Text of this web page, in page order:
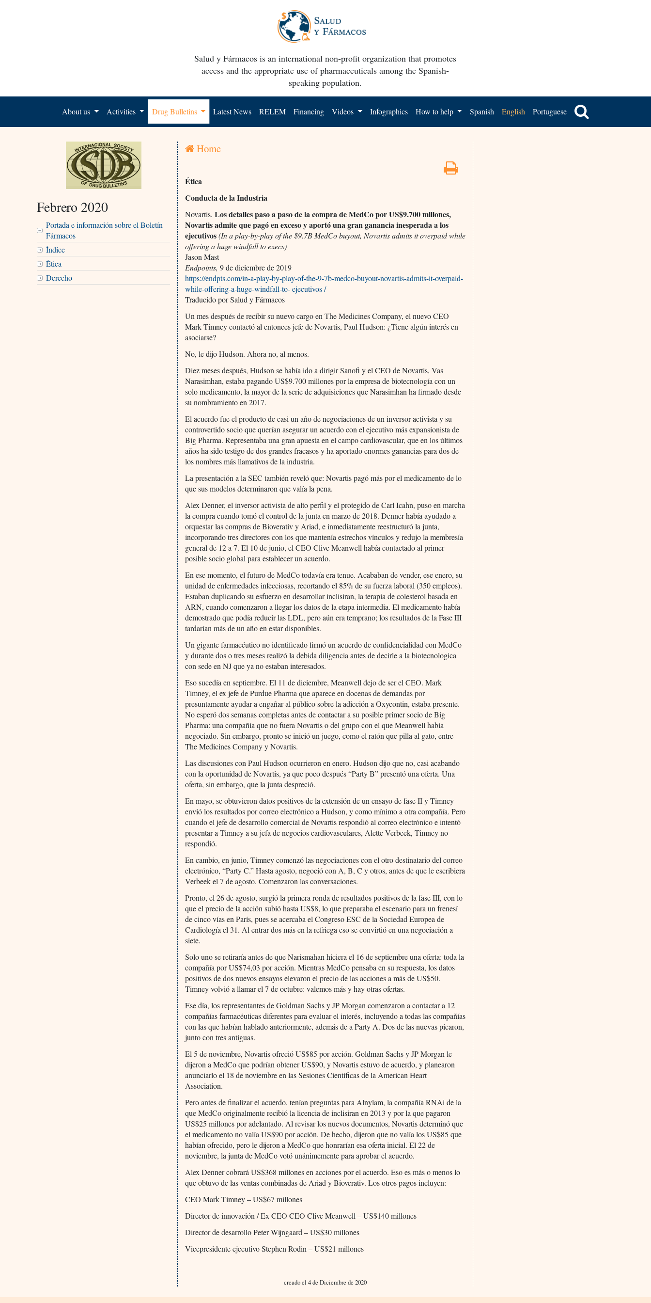
Salud y Fármacos is an international non-profit organization that promotes
access and the appropriate use of pharmaceuticals among the Spanish-
speaking population.
About us Activities Drug Bulletins Latest News RELEM Financing Videos Infographics How to help Spanish English Portuguese
Febrero 2020
Portada e información sobre el Boletín
Fármacos
Índice
Ética
Derecho
Home
Ética
Conducta de la Industria
Novartis. Los detalles paso a paso de la compra de MedCo por US$9.700 millones,
Novartis admite que pagó en exceso y aportó una gran ganancia inesperada a los
ejecutivos(In a play-by-play of the $9.7B MedCo buyout, Novartis admits it overpaid while
offering a huge windfall to execs)
Jason Mast
Endpoints, 9 de diciembre de 2019
https://endpts.com/in-a-play-by-play-of-the-9-7b-medco-buyout-novartis-admits-it-overpaid-
while-offering-a-huge-windfall-to- ejecutivos /
Traducido por Salud y Fármacos
Un mes después de recibir su nuevo cargo en The Medicines Company, el nuevo CEO
Mark Timney contactó al entonces jefe de Novartis, Paul Hudson: ¿Tiene algún interés en
asociarse?
No, le dijo Hudson. Ahora no, al menos.
Diez meses después, Hudson se había ido a dirigir Sanofi y el CEO de Novartis, Vas
Narasimhan, estaba pagando US$9.700 millones por la empresa de biotecnología con un
solo medicamento, la mayor de la serie de adquisiciones que Narasimhan ha firmado desde
su nombramiento en 2017.
El acuerdo fue el producto de casi un año de negociaciones de un inversor activista y su
controvertido socio que querían asegurar un acuerdo con el ejecutivo más expansionista de
Big Pharma. Representaba una gran apuesta en el campo cardiovascular, que en los últimos
años ha sido testigo de dos grandes fracasos y ha aportado enormes ganancias para dos de
los nombres más llamativos de la industria.
La presentación a la SEC también reveló que: Novartis pagó más por el medicamento de lo
que sus modelos determinaron que valía la pena.
Alex Denner, el inversor activista de alto perfil y el protegido de Carl Icahn, puso en marcha
la compra cuando tomó el control de la junta en marzo de 2018. Denner había ayudado a
orquestar las compras de Bioverativ y Ariad, e inmediatamente reestructuró la junta,
incorporando tres directores con los que mantenía estrechos vínculos y redujo la membresía
general de 12 a 7. El 10 de junio, el CEO Clive Meanwell había contactado al primer
posible socio global para establecer un acuerdo.
En ese momento, el futuro de MedCo todavía era tenue. Acababan de vender, ese enero, su
unidad de enfermedades infecciosas, recortando el 85% de su fuerza laboral (350 empleos).
Estaban duplicando su esfuerzo en desarrollar inclisiran, la terapia de colesterol basada en
ARN, cuando comenzaron a llegar los datos de la etapa intermedia. El medicamento había
demostrado que podía reducir las LDL, pero aún era temprano; los resultados de la Fase III
tardarían más de un año en estar disponibles.
Un gigante farmacéutico no identificado firmó un acuerdo de confidencialidad con MedCo
y durante dos o tres meses realizó la debida diligencia antes de decirle a la biotecnologica
con sede en NJ que ya no estaban interesados.
Eso sucedía en septiembre. El 11 de diciembre, Meanwell dejo de ser el CEO. Mark
Timney, el ex jefe de Purdue Pharma que aparece en docenas de demandas por
presuntamente ayudar a engañar al público sobre la adicción a Oxycontin, estaba presente.
No esperó dos semanas completas antes de contactar a su posible primer socio de Big
Pharma: una compañía que no fuera Novartis o del grupo con el que Meanwell había
negociado. Sin embargo, pronto se inició un juego, como el ratón que pilla al gato, entre
The Medicines Company y Novartis.
Las discusiones con Paul Hudson ocurrieron en enero. Hudson dijo que no, casi acabando
con la oportunidad de Novartis, ya que poco después “Party B” presentó una oferta. Una
oferta, sin embargo, que la junta despreció.
En mayo, se obtuvieron datos positivos de la extensión de un ensayo de fase II y Timney
envió los resultados por correo electrónico a Hudson, y como mínimo a otra compañía. Pero
cuando el jefe de desarrollo comercial de Novartis respondió al correo electrónico e intentó
presentar a Timney a su jefa de negocios cardiovasculares, Alette Verbeek, Timney no
respondió.
En cambio, en junio, Timney comenzó las negociaciones con el otro destinatario del correo
electrónico, “Party C.” Hasta agosto, negoció con A, B, C y otros, antes de que le escribiera
Verbeek el 7 de agosto. Comenzaron las conversaciones.
Pronto, el 26 de agosto, surgió la primera ronda de resultados positivos de la fase III, con lo
que el precio de la acción subió hasta US$8, lo que preparaba el escenario para un frenesí
de cinco vías en París, pues se acercaba el Congreso ESC de la Sociedad Europea de
Cardiología el 31. Al entrar dos más en la refriega eso se convirtió en una negociación a
siete.
Solo uno se retiraría antes de que Narismahan hiciera el 16 de septiembre una oferta: toda la
compañía por US$74,03 por acción. Mientras MedCo pensaba en su respuesta, los datos
positivos de dos nuevos ensayos elevaron el precio de las acciones a más de US$50.
Timney volvió a llamar el 7 de octubre: valemos más y hay otras ofertas.
Ese día, los representantes de Goldman Sachs y JP Morgan comenzaron a contactar a 12
compañías farmacéuticas diferentes para evaluar el interés, incluyendo a todas las compañías
con las que habían hablado anteriormente, además de a Party A. Dos de las nuevas picaron,
junto con tres antiguas.
El 5 de noviembre, Novartis ofreció US$85 por acción. Goldman Sachs y JP Morgan le
dijeron a MedCo que podrían obtener US$90, y Novartis estuvo de acuerdo, y planearon
anunciarlo el 18 de noviembre en las Sesiones Científicas de la American Heart
Association.
Pero antes de finalizar el acuerdo, tenían preguntas para Alnylam, la compañía RNAi de la
que MedCo originalmente recibió la licencia de inclisiran en 2013 y por la que pagaron
US$25 millones por adelantado. Al revisar los nuevos documentos, Novartis determinó que
el medicamento no valía US$90 por acción. De hecho, dijeron que no valía los US$85 que
habían ofrecido, pero le dijeron a MedCo que honrarían esa oferta inicial. El 22 de
noviembre, la junta de MedCo votó unánimemente para aprobar el acuerdo.
Alex Denner cobrará US$368 millones en acciones por el acuerdo. Eso es más o menos lo
que obtuvo de las ventas combinadas de Ariad y Bioverativ. Los otros pagos incluyen:
CEO Mark Timney – US$67 millones
Director de innovación / Ex CEO CEO Clive Meanwell – US$140 millones
Director de desarrollo Peter Wijngaard – US$30 millones
Vicepresidente ejecutivo Stephen Rodin – US$21 millones
creado el 4 de Diciembre de 2020